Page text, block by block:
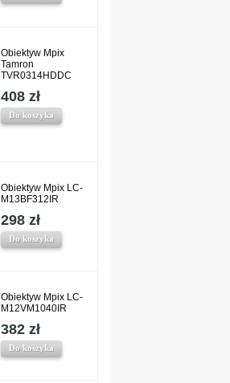
Obiektyw Mpix
Tamron
TVR0314HDDC
408 zł
Do koszyka
Obiektyw Mpix LC-
M13BF312IR
298 zł
Do koszyka
Obiektyw Mpix LC-
M12VM1040IR
382 zł
Do koszyka